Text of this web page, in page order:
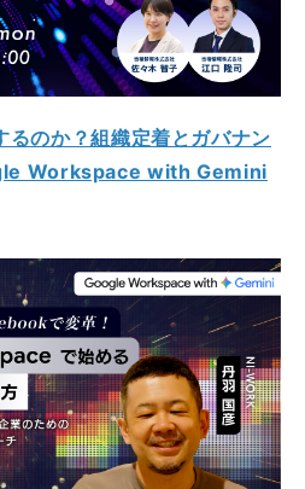
のか？組織定着とガバナン
Workspace with Gemini